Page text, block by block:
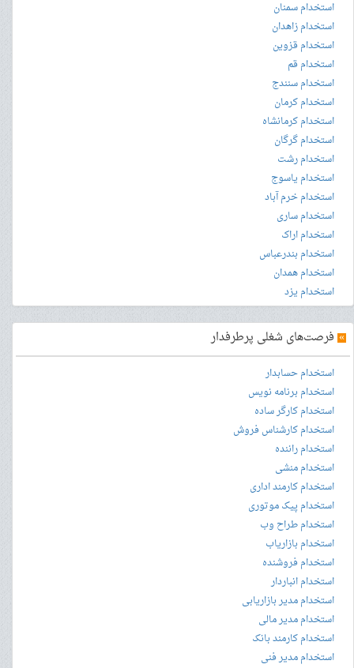
استخدام سمنان
استخدام زاهدان
استخدام قزوین
استخدام قم
استخدام سنندج
استخدام کرمان
استخدام کرمانشاه
استخدام گرگان
استخدام رشت
استخدام یاسوج
استخدام خرم آباد
استخدام ساری
استخدام اراک
استخدام بندرعباس
استخدام همدان
استخدام یزد
» فرصت‌های شغلی پرطرفدار
استخدام حسابدار
استخدام برنامه نویس
استخدام کارگر ساده
استخدام کارشناس فروش
استخدام راننده
استخدام منشی
استخدام کارمند اداری
استخدام پیک موتوری
استخدام طراح وب
استخدام بازاریاب
استخدام فروشنده
استخدام انباردار
استخدام مدیر بازاریابی
استخدام مدیر مالی
استخدام کارمند بانک
استخدام مدیر فنی